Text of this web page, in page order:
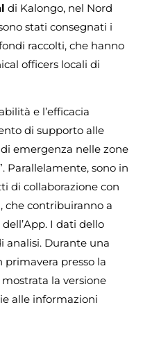
di Kalongo, nel Nord
stati consegnati i
raccolti, che hanno
officers locali di
e l’efficacia
di supporto alle
emergenza nelle zone
Parallelamente, sono in
di collaborazione con
che contribuiranno a
I dati dello
analisi. Durante una
presso la
la versione
alle informazioni